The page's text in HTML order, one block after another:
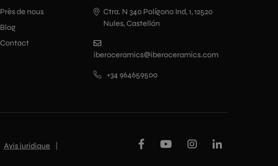
Près de nous
Blog
Contact
Ctra. N 340 Polígono Ind, 1, 12520
Nules, Castellón
iberoceramics@iberoceramics.com
+34 964659500
Avis juridique